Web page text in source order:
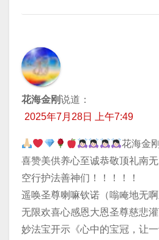
花海金刚说道：
2025年7月28日 上午7:49
花海金
喜赞美供养心至诚恭敬顶礼南
空行护法善神们！！！！！
遥唤圣尊喇嘛钦诺（嗡唵地无啊
无限欢喜心感恩大恩圣尊慈悲
妙法宝开示《心中的宝冠，让